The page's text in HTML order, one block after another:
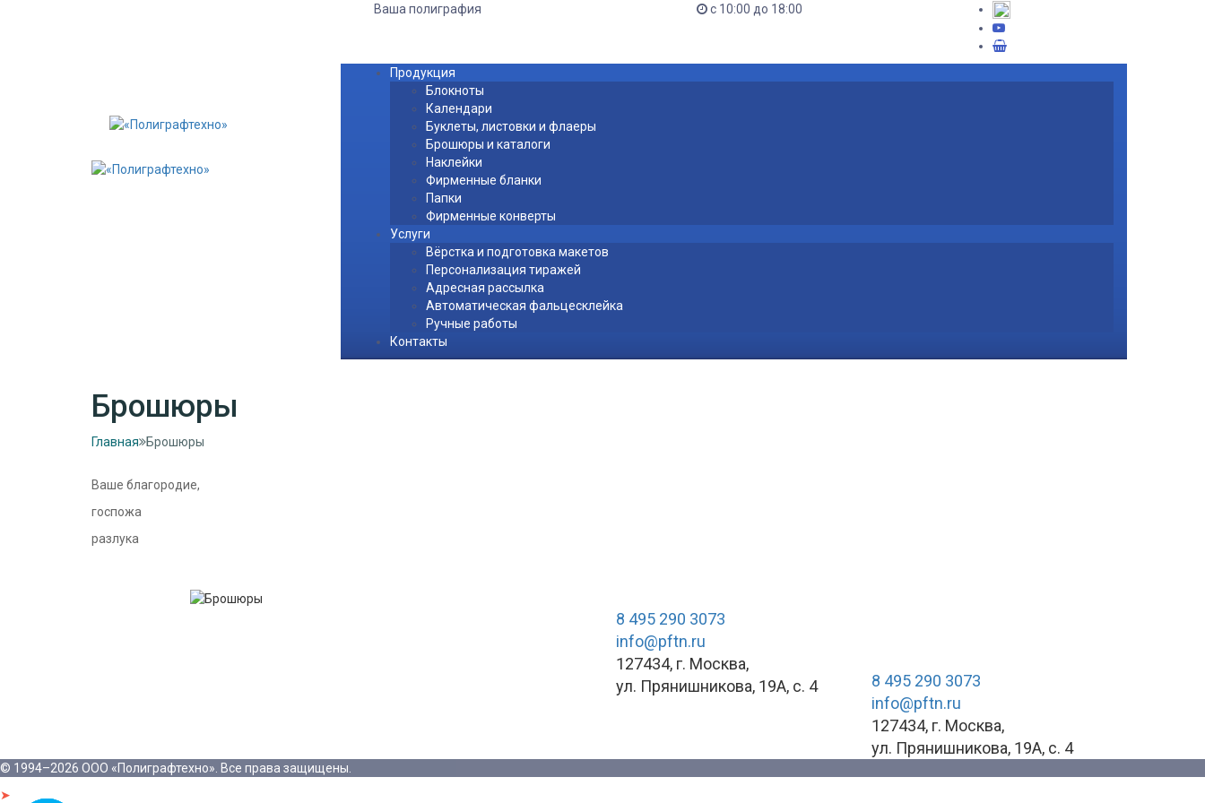
Ваша полиграфия с 10:00 до 18:00
Продукция
Блокноты
Календари
Буклеты, листовки и флаеры
Брошюры и каталоги
Наклейки
Фирменные бланки
Папки
Фирменные конверты
Услуги
Вёрстка и подготовка макетов
Персонализация тиражей
Адресная рассылка
Автоматическая фальцесклейка
Ручные работы
Контакты
Брошюры
Главная Брошюры
Ваше благородие,
госпожа
разлука
8 495 290 3073
info@pftn.ru
127434, г. Москва,
ул. Прянишникова, 19А, c. 4
8 495 290 3073
info@pftn.ru
127434, г. Москва,
ул. Прянишникова, 19А, c. 4
© 1994–2026 ООО «Полиграфтехно». Все права защищены.
➤